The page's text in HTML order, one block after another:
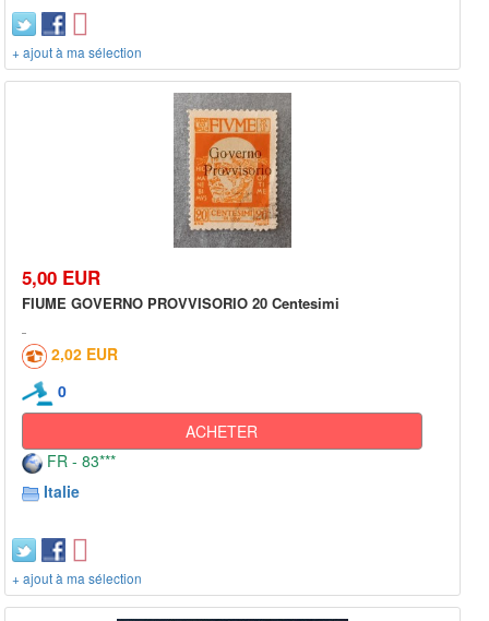
+ ajout à ma sélection
5,00 EUR
FIUME GOVERNO PROVVISORIO 20 Centesimi
2,02 EUR
0
ACHETER
FR - 83***
Italie
+ ajout à ma sélection